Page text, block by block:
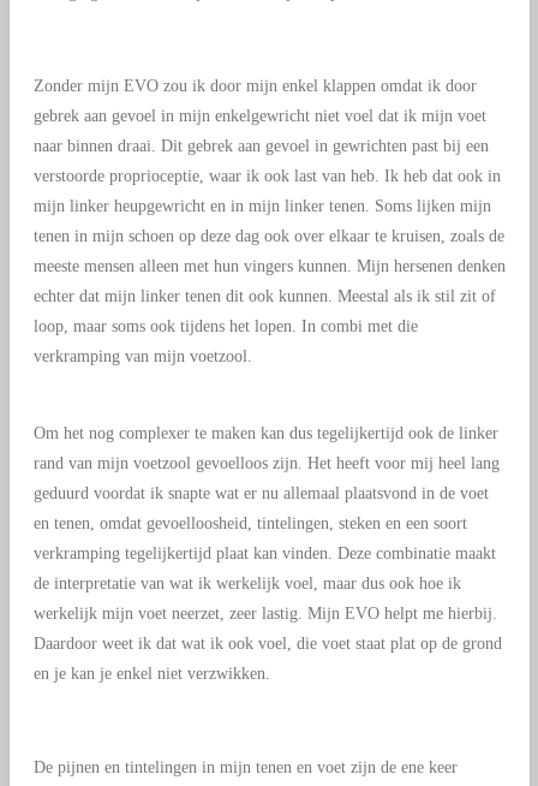
Zonder mijn EVO zou ik door mijn enkel klappen omdat ik door
gebrek aan gevoel in mijn enkelgewricht niet voel dat ik mijn voet
naar binnen draai. Dit gebrek aan gevoel in gewrichten past bij een
verstoorde proprioceptie, waar ik ook last van heb. Ik heb dat ook in
mijn linker heupgewricht en in mijn linker tenen. Soms lijken mijn
tenen in mijn schoen op deze dag ook over elkaar te kruisen, zoals de
meeste mensen alleen met hun vingers kunnen. Mijn hersenen denken
echter dat mijn linker tenen dit ook kunnen. Meestal als ik stil zit of
loop, maar soms ook tijdens het lopen. In combi met die
verkramping van mijn voetzool.
Om het nog complexer te maken kan dus tegelijkertijd ook de linker
rand van mijn voetzool gevoelloos zijn. Het heeft voor mij heel lang
geduurd voordat ik snapte wat er nu allemaal plaatsvond in de voet
en tenen, omdat gevoelloosheid, tintelingen, steken en een soort
verkramping tegelijkertijd plaat kan vinden. Deze combinatie maakt
de interpretatie van wat ik werkelijk voel, maar dus ook hoe ik
werkelijk mijn voet neerzet, zeer lastig. Mijn EVO helpt me hierbij.
Daardoor weet ik dat wat ik ook voel, die voet staat plat op de grond
en je kan je enkel niet verzwikken.
De pijnen en tintelingen in mijn tenen en voet zijn de ene keer